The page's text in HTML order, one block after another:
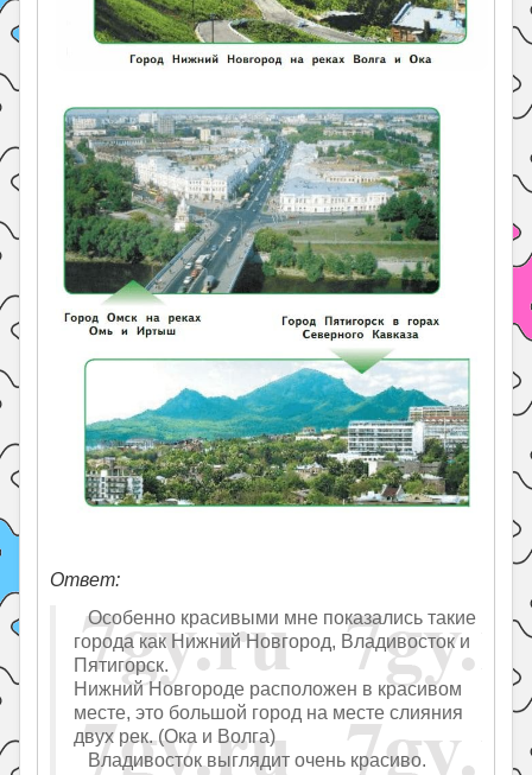
Ответ:
Особенно красивыми мне показались такие
города как Нижний Новгород, Владивосток и
Пятигорск.
Нижний Новгороде расположен в красивом
месте, это большой город на месте слияния
двух рек. (Ока и Волга)
Владивосток выглядит очень красиво.